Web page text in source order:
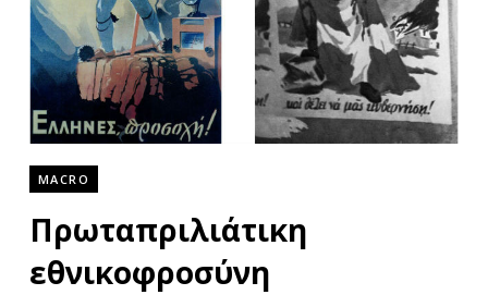
MACRO
Πρωταπριλιάτικη
εθνικοφροσύνη